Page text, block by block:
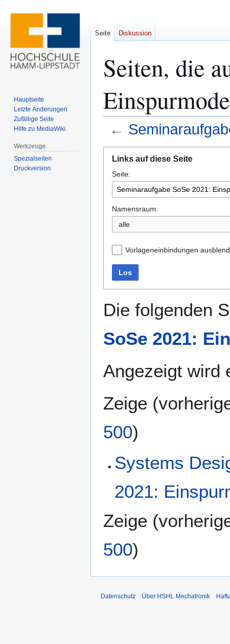
Seiten, die
←
Navigation
springen
Suche
springen
Links auf diese Seite
Seite:
Namensraum:
alle
Vorlageneinbindungen
Los
Die folgenden
SoSe 2021:
Angezeigt wird
Zeige (
500)
Systems
2021:
Zeige (
500)
Seite Diskussion
Hauptseite
Letzte Änderungen
Zufällige Seite
Hilfe zu MediaWiki
Werkzeuge
Spezialseiten
Druckversion
Datenschutz Über HSHL Mechatronik